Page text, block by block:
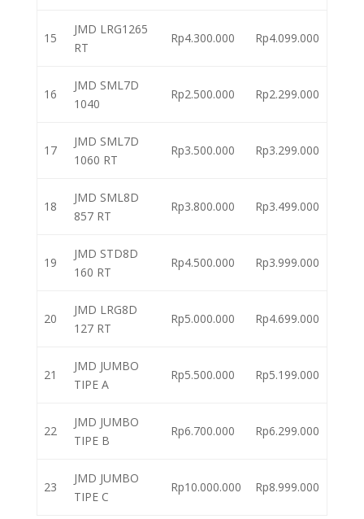
15
JMD LRG1265
RT
Rp4.300.000 Rp4.099.000
16
JMD SML7D
1040
Rp2.500.000 Rp2.299.000
17
JMD SML7D
1060 RT
Rp3.500.000 Rp3.299.000
18
JMD SML8D
857 RT
Rp3.800.000 Rp3.499.000
19
JMD STD8D
160 RT
Rp4.500.000 Rp3.999.000
20
JMD LRG8D
127 RT
Rp5.000.000 Rp4.699.000
21
JMD JUMBO
TIPE A
Rp5.500.000 Rp5.199.000
22
JMD JUMBO
TIPE B
Rp6.700.000 Rp6.299.000
23
JMD JUMBO
TIPE C
Rp10.000.000 Rp8.999.000